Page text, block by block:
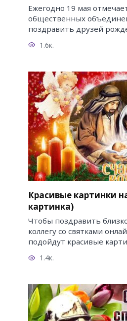
Ежегодно 19 мая
общественных
поздравить друзей
1.6к.
Красивые картинки
картинка)
Чтобы поздравить
коллегу со святками
подойдут красивые
1.4к.